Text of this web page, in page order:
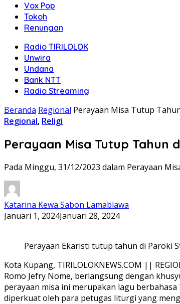
Vox Pop
Tokoh
Renungan
Radio TIRILOLOK
Unwira
Undana
Bank NTT
Radio Streaming
Beranda Regional Perayaan Misa Tutup
Regional, Religi
Perayaan Misa Tutup Tahun
Pada Minggu, 31/12/2023 dalam Perayaan
Katarina Kewa Sabon Lamablawa
Januari 1, 2024Januari 28, 2024
Perayaan Ekaristi tutup tahun di Paroki
Kota Kupang, TIRILOLOKNEWS.COM ||
Romo Jefry Nome, berlangsung dengan
perayaan misa ini merupakan lagu
diperkuat oleh para petugas liturgi yang